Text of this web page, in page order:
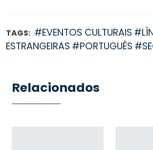
TAGS: #EVENTOS CULTURAIS
ESTRANGEIRAS #PORTUGUÊS
Relacionados